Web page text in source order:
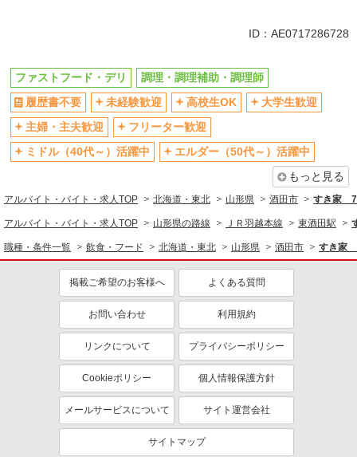
週2～3日勤務OK
短時間勤務（1日4h以内）OK
深夜
車通勤OK
扶養内勤務OK
交通費支給
社会保険あり
まかない・食事補助
社員登用あり
ID：AE0717286728
ファストフード・デリ
調理・調理補助・調理師
履歴書不要
未経験歓迎 高校生OK
大学生歓迎
主婦・主夫歓迎
フリーター歓迎
ミドル（40代～）活躍中
エルダー（50代～）活躍中
もっと見る
アルバイト・バイト・求人TOP 北海道・東北 山形県 酒田市 すき家 7
アルバイト・バイト・求人TOP 山形県の路線 ＪＲ羽越本線 東酒田駅
職種・条件一覧 飲食・フード 北海道・東北 山形県 酒田市 すき家
掲載ご希望のお客様へ よくある質問
お問い合わせ 利用規約
リンクについて プライバシーポリシー
Cookieポリシー 個人情報保護方針
メールサービスについて サイト運営会社
サイトマップ